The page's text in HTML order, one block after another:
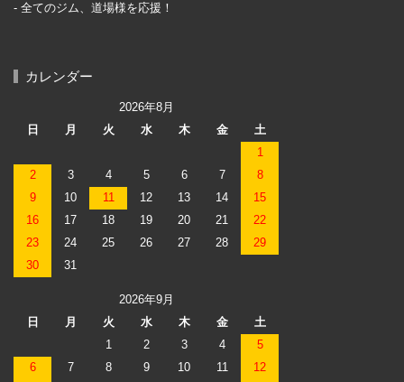
全てのジム、道場様を応援！
カレンダー
2026年8月
日
月 火 水 木 金
土
1
2
3 4 5 6 7
8
9
10 11 12 13 14
15
16
17 18 19 20 21
22
23
24 25 26 27 28
29
30
31
2026年9月
日
月 火 水 木 金
土
1
2 3 4
5
6
7 8 9 10 11
12